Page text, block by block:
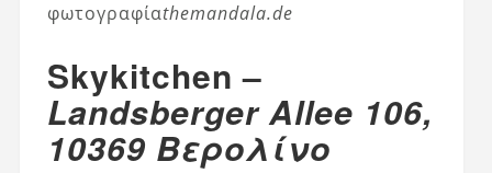
φωτογραφίαthemandala.de
Skykitchen –
Landsberger Allee 106,
10369 Βερολίνο